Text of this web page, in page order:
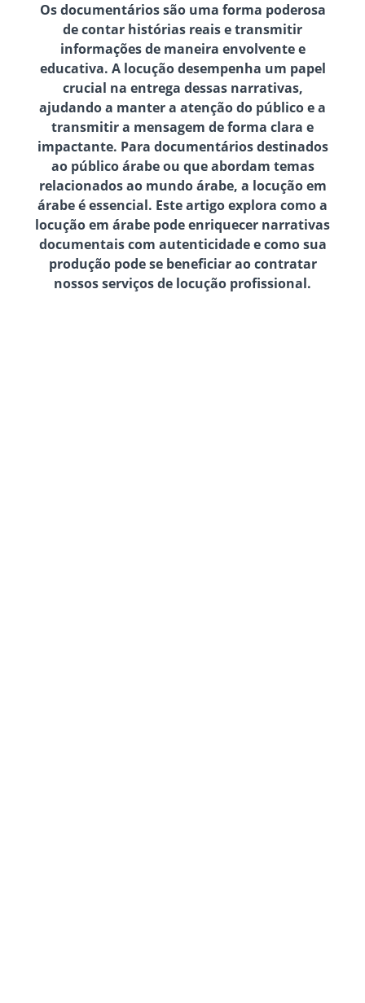
Os documentários são uma forma poderosa
de contar histórias reais e transmitir
informações de maneira envolvente e
educativa. A locução desempenha um papel
crucial na entrega dessas narrativas,
ajudando a manter a atenção do público e a
transmitir a mensagem de forma clara e
impactante. Para documentários destinados
ao público árabe ou que abordam temas
relacionados ao mundo árabe, a locução em
árabe é essencial. Este artigo explora como a
locução em árabe pode enriquecer narrativas
documentais com autenticidade e como sua
produção pode se beneficiar ao contratar
nossos serviços de locução profissional.